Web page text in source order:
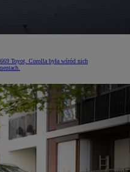
Toyot, Corolla była wśród nich